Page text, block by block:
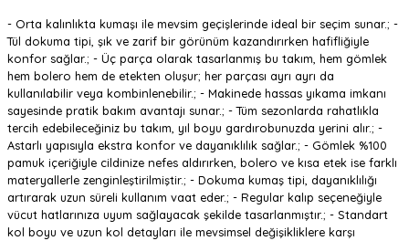
- Orta kalınlıkta kumaşı ile mevsim geçişlerinde ideal bir seçim sunar.; -
Tül dokuma tipi, şık ve zarif bir görünüm kazandırırken hafifliğiyle
konfor sağlar.; - Üç parça olarak tasarlanmış bu takım, hem gömlek
hem bolero hem de etekten oluşur; her parçası ayrı ayrı da
kullanılabilir veya kombinlenebilir.; - Makinede hassas yıkama imkanı
sayesinde pratik bakım avantajı sunar.; - Tüm sezonlarda rahatlıkla
tercih edebileceğiniz bu takım, yıl boyu gardırobunuzda yerini alır.; -
Astarlı yapısıyla ekstra konfor ve dayanıklılık sağlar.; - Gömlek %100
pamuk içeriğiyle cildinize nefes aldırırken, bolero ve kısa etek ise farklı
materyallerle zenginleştirilmiştir.; - Dokuma kumaş tipi, dayanıklılığı
artırarak uzun süreli kullanım vaat eder.; - Regular kalıp seçeneğiyle
vücut hatlarınıza uyum sağlayacak şekilde tasarlanmıştır.; - Standart
kol boyu ve uzun kol detayları ile mevsimsel değişikliklere karşı